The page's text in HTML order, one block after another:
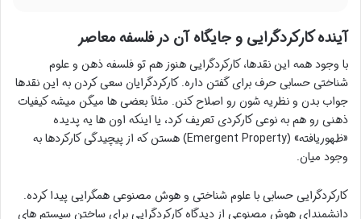
آینده کارکردگرایی و جایگاه آن در فلسفه معاصر
با وجود همه این نقدها، کارکردگرایی هنوز هم تو فلسفه ذهن و علوم
شناختی حسابی حرف برای گفتن داره. کارکردگرایان سعی کردن به این نقدها
جواب بدن و نظریه شون رو اصلاح کنن. مثلاً بعضی ها میگن میشه کیفیات
ذهنی رو هم به نوعی کارکردی تعریف کرد، یا اینکه اون ها یه پدیده
«ظهوریافته» (Emergent Property) هستن که از پیچیدگی کارکردها به
وجود میان.
کارکردگرایی حسابی با علوم شناختی و هوش مصنوعی همگرایی پیدا کرده.
دانشمندای هوش مصنوعی از دیدگاه کارکردگرایی برای ساختن سیستم های